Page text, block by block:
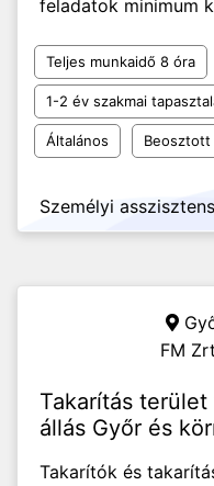
feladatok minimum
Teljes munkaidő 8 óra
1-2 év szakmai
Általános Beosztott
Személyi asszisztens
FM
Takarítás
állás Győr és
Takarítók és